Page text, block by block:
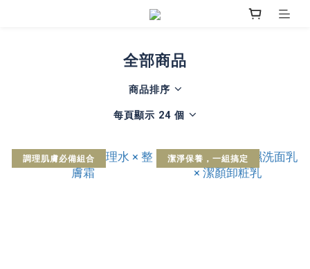
全部商品
商品排序
每頁顯示 24 個
調理肌膚必備組合 潔淨保養，一組搞定